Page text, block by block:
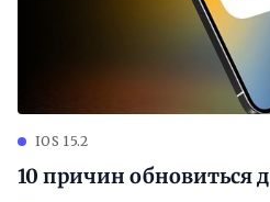
IOS 15.2
10 причин обновиться